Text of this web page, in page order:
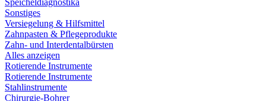
Speicheldiagnostika
Sonstiges
Versiegelung & Hilfsmittel
Zahnpasten & Pflegeprodukte
Zahn- und Interdentalbürsten
Alles anzeigen
Rotierende Instrumente
Rotierende Instrumente
Stahlinstrumente
Chirurgie-Bohrer